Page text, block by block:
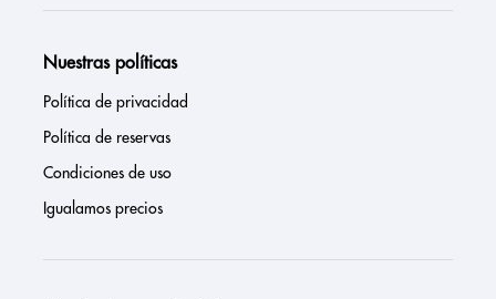
Nuestras políticas
Política de privacidad
Política de reservas
Condiciones de uso
Igualamos precios